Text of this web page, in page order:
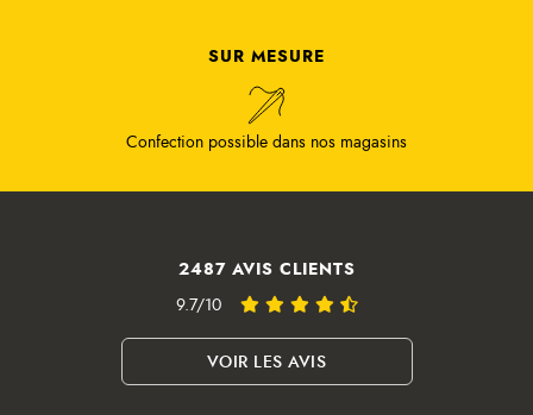
SUR MESURE
Confection possible dans nos magasins
2487 AVIS CLIENTS
9.7/10
VOIR LES AVIS